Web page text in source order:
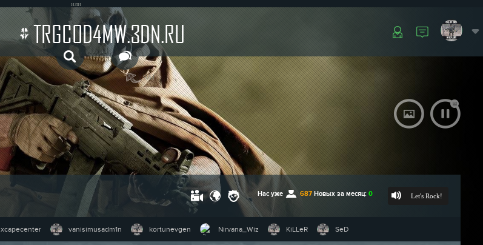
или
ЧАТ
TRGCOD4MW.3DN.RU
Let's Rock!
Нас уже 687 Новых за месяц: 0
xcapecenter vanisimusadm1n kortunevgen Nirvana_Wiz KiLLeR SeD